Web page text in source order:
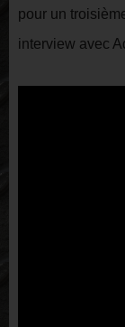
pour un
interview avec